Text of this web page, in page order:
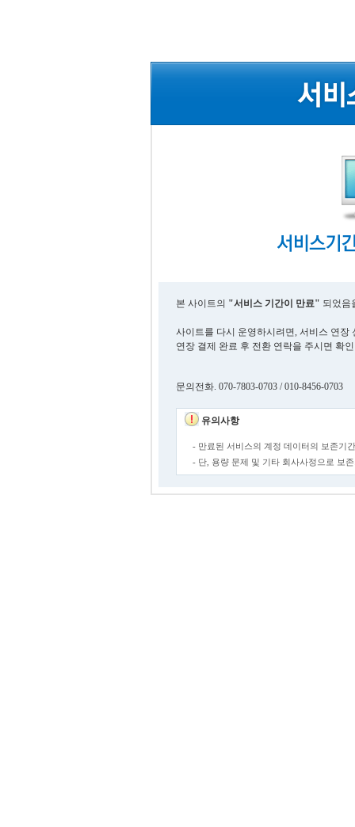
본 사이트의 "서비스 기간이 만료" 되었음
사이트를 다시 운영하시려면, 서비스 연장
연장 결제 완료 후 전환 연락을 주시면 확
문의전화. 070-7803-0703 / 010-8456-0703
유의사항
- 만료된 서비스의 계정 데이터의 보존기
- 단, 용량 문제 및 기타 회사사정으로 보